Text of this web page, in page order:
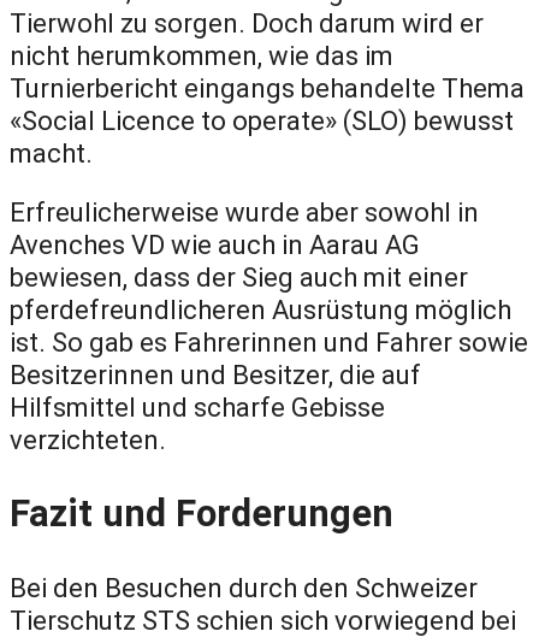
Tierwohl zu sorgen. Doch darum wird er
nicht herumkommen, wie das im
Turnierbericht eingangs behandelte Thema
«Social Licence to operate» (SLO) bewusst
macht.
Erfreulicherweise wurde aber sowohl in
Avenches VD wie auch in Aarau AG
bewiesen, dass der Sieg auch mit einer
pferdefreundlicheren Ausrüstung möglich
ist. So gab es Fahrerinnen und Fahrer sowie
Besitzerinnen und Besitzer, die auf
Hilfsmittel und scharfe Gebisse
verzichteten.
Fazit und Forderungen
Bei den Besuchen durch den Schweizer
Tierschutz STS schien sich vorwiegend bei